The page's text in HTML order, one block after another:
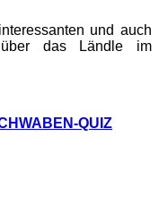
und auch
über das Ländle im
QUIZ